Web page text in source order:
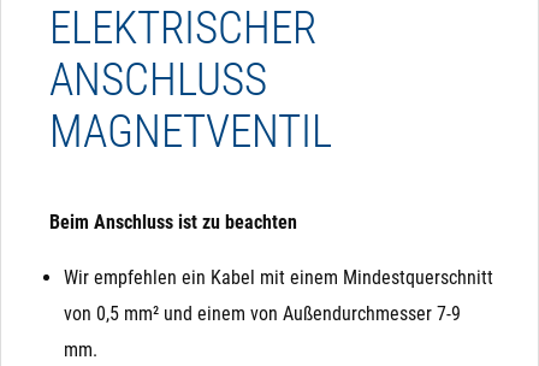
ELEKTRISCHER
ANSCHLUSS
MAGNETVENTIL
Beim Anschluss ist zu beachten
Wir empfehlen ein Kabel mit einem Mindestquerschnitt
von 0,5 mm² und einem von Außendurchmesser 7-9
mm.